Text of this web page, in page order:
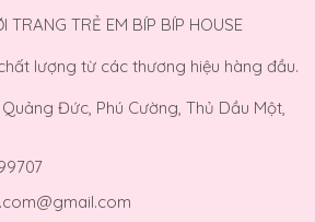
TRANG TRẺ EM BÍP BÍP HOUSE
lượng từ các thương hiệu hàng đầu.
Đức, Phú Cường, Thủ Dầu Một,